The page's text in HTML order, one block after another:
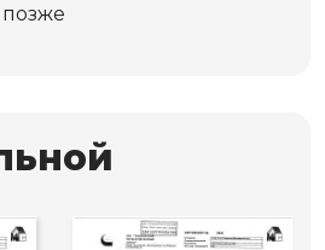
позже